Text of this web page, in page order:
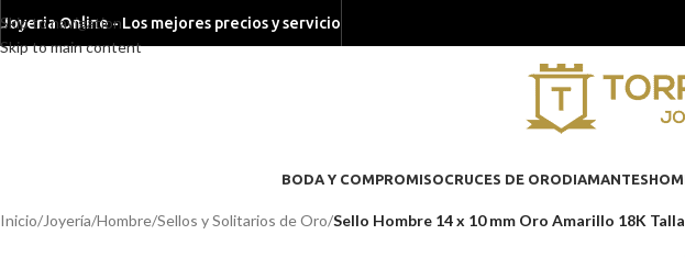
Skip to navigation
Skip to main content
Joyeria Online - Los mejores precios y servicio
BODA Y COMPROMISOCRUCES DE ORODIAMANTES
Inicio/Joyería/Hombre/Sellos y Solitarios de Oro/Sello Hombre 14 x 10 mm Oro Amarillo 18K